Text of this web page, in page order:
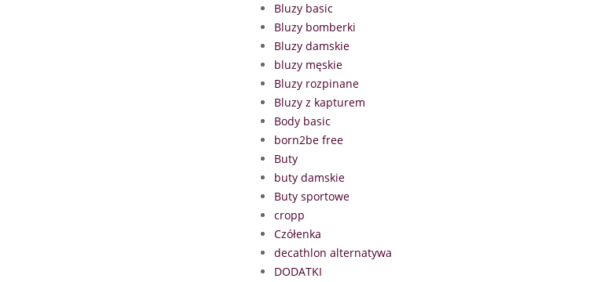
Bluzy basic
Bluzy bomberki
Bluzy damskie
bluzy męskie
Bluzy rozpinane
Bluzy z kapturem
Body basic
born2be free
Buty
buty damskie
Buty sportowe
cropp
Czółenka
decathlon alternatywa
DODATKI